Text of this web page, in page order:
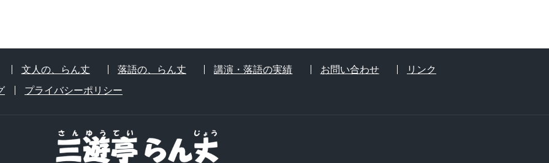
文人の、らん丈 落語の、らん丈 講演・落語の実績 お問い合わせ
リンク
プライバシーポリシー